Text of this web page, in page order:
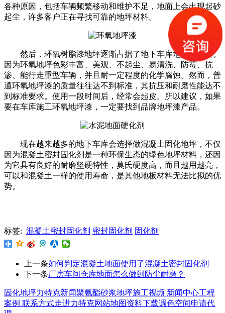
各种原因，包括车辆频繁移动和维护不足，地面上会出现起砂
起尘，许多客户正在寻找可靠的地坪材料。
然后，环氧树脂漆地坪逐渐占据了地下车库地面的榜首。
因为环氧地坪色彩丰富、美观、不起尘、易清洗、防霉、抗
渗、能行走重型车辆，并且耐一定程度的化学腐蚀。然而，普
通环氧地坪漆的质量往往达不到标准，其抗压和耐磨性能达不
到标准要求。使用一段时间后，经常会起皮。所以建议，如果
要在车库施工环氧地坪漆，一定要找到品牌地坪漆产品。
现在越来越多的地下车库会选择做混凝土固化地坪，不仅
因为混凝土密封固化剂是一种环保生态的绿色地坪材料，还因
为它具有良好的耐磨坚硬特性，莫氏硬度高，而且越用越亮，
可以和混凝土一样的使用寿命，是其他地板材料无法比拟的优
势。
标签: 混凝土密封固化剂 密封固化剂 固化剂
上一条如何判定混凝土地面使用了混凝土密封固化剂
下一条厂房车间仓库地面怎么做到防尘耐磨？
固化地坪力特克新闻聚氨酯砂浆地坪施工视频 新闻中心工程
案例 联系方式走进力特克网站地图资料下载调色空间申请代